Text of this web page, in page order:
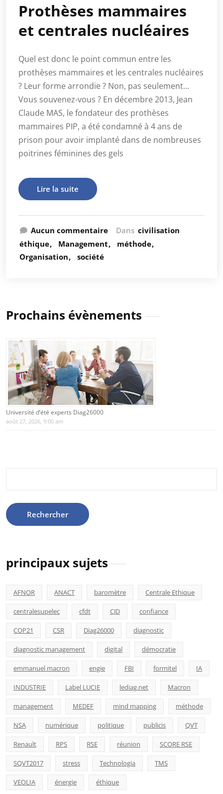
Prothèses mammaires
et centrales nucléaires
Quel est donc le point commun entre les
prothèses mammaires et les centrales nucléaires
? Leur forme arrondie ? Non, pas seulement…
Vous souvenez-vous ? En décembre 2013, Jean
Claude MAS, le fondateur des prothèses
mammaires PIP, a été condamné à 4 ans de
prison pour avoir implanté dans de nombreuses
poitrines féminines des gels
Lire la suite
Aucun commentaire Dans civilisation
éthique
Management
méthode
Organisation
société
Prochains évènements
Université d’été experts Diag26000
août 27, 2026, 9:00 am
principaux sujets
AFNOR ANACT baromètre Centrale Ethique
centralesupelec cfdt CJD confiance
COP21 CSR Diag26000 diagnostic
diagnostic management digital démocratie
emmanuel macron engie FBI formitel IA
INDUSTRIE Label LUCIE lediag.net Macron
management MEDEF mind mapping méthode
NSA numérique politique publicis QVT
Renault RPS RSE réunion SCORE RSE
SQVT2017 stress Technologia TMS
VEOLIA énergie éthique